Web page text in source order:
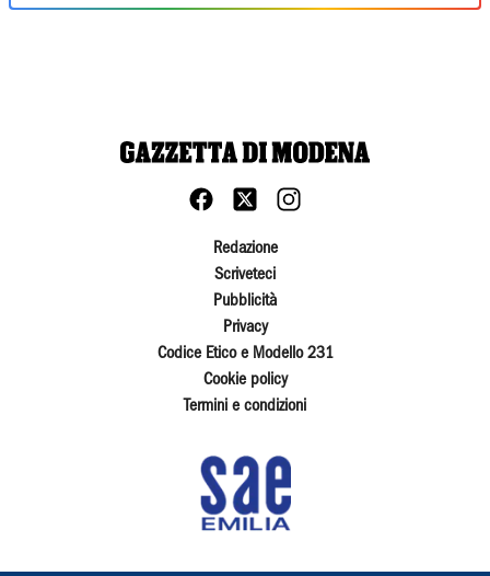
Redazione
Scriveteci
Pubblicità
Privacy
Codice Etico e Modello 231
Cookie policy
Termini e condizioni